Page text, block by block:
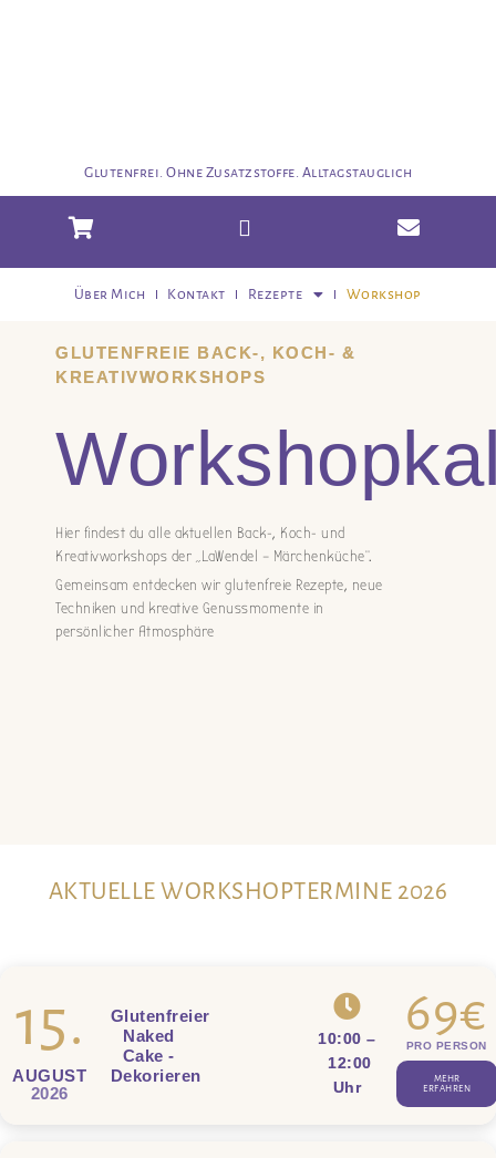
Glutenfrei. Ohne Zusatzstoffe. Alltagstauglich
Über Mich Kontakt Rezepte Workshop
GLUTENFREIE BACK-, KOCH- &
KREATIVWORKSHOPS
Hier findest du alle aktuellen Back-, Koch- und
Kreativworkshops der „LaWendel – Märchenküche“.
Gemeinsam entdecken wir glutenfreie Rezepte, neue
Techniken und kreative Genussmomente in
persönlicher Atmosphäre
AKTUELLE WORKSHOPTERMINE 2026
15.
AUGUST
2026
Glutenfreier
Naked
Cake -
Dekorieren
10:00–
12:00
Uhr
69€
PRO PERSON
MEHR
ERFAHREN